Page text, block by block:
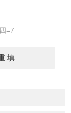
=7